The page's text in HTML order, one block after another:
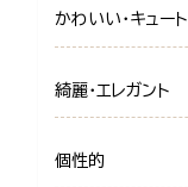
かわいい・キュート
綺麗・エレガント
個性的